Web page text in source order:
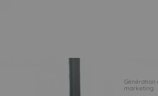
Génération
marketing